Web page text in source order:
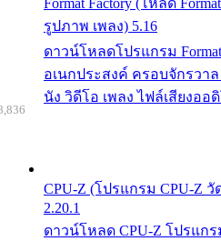
Format Factory (โหลด
รูปภาพ เพลง) 5.16
ดาวน์โหลดโปรแกรม
อเนกประสงค์ ครอบจักรวา
นัง วิดีโอ เพลง ไฟล์เสียงออ
CPU-Z (โปรแกรม CPU-Z
2.20.1
ดาวน์โหลด CPU-Z โปรแก